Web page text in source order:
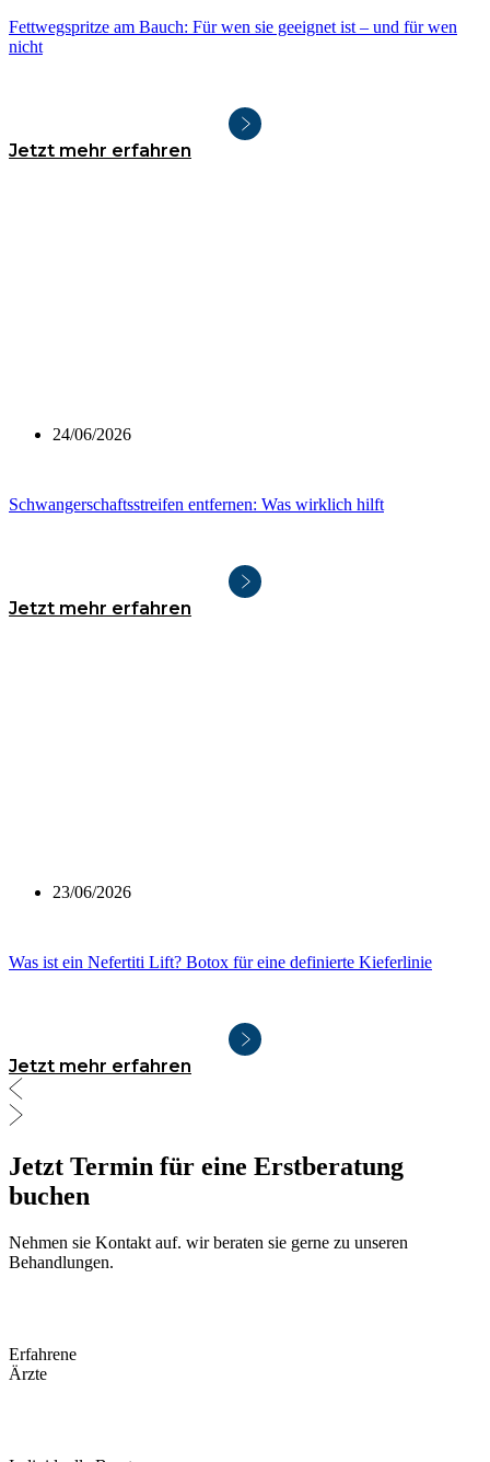
Fettwegspritze am Bauch: Für wen sie geeignet ist – und für wen
nicht
Jetzt mehr erfahren
24/06/2026
Schwangerschaftsstreifen entfernen: Was wirklich hilft
Jetzt mehr erfahren
23/06/2026
Was ist ein Nefertiti Lift? Botox für eine definierte Kieferlinie
Jetzt mehr erfahren
Jetzt Termin für eine Erstberatung
buchen
Nehmen sie Kontakt auf. wir beraten sie gerne zu unseren
Behandlungen.
Erfahrene
Ärzte